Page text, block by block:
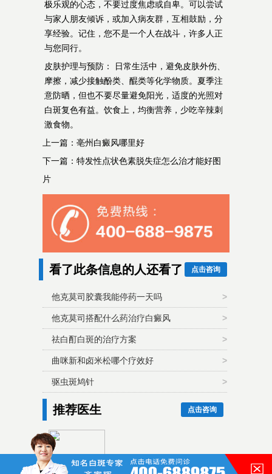
极乐观的心态，不要过度焦虑或自卑。可以尝试
与家人朋友倾诉，或加入病友群，互相鼓励，分
享经验。记住，您不是一个人在战斗，许多人正
与您同行。
皮肤护理与预防： 日常生活中，避免皮肤外伤、
摩擦，减少接触酚类、醌类等化学物质。夏季注
意防晒，但也不要尽量避免阳光，适度的光照对
白斑复色有益。饮食上，均衡营养，少吃辛辣刺
激食物。
上一篇：亳州白癜风哪里好
下一篇：特发性点状色素脱失症怎么治才能好图
片
点击咨询
看了此条信息的人还看了
他克莫司胶囊我能停药一天吗 >
他克莫司搭配什么药治疗白癜风 >
祛白酊白斑的治疗方案 >
曲咪新和卤米松哪个疗效好 >
驱虫斑鸠针 >
点击咨询
推荐医生
齐家辉毕业至今一直从事与白
癜风相关的诊疗工作，对多数